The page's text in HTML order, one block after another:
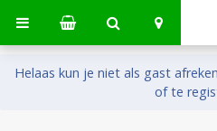
Helaas kun je niet als gast
of te